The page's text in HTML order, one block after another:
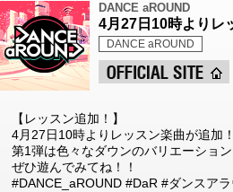
DANCE aROUND
4月27日10時よりレ
DANCE aROUND
【レッスン追加！】
4月27日10時よりレッスン楽曲が追加！
第1弾は色々なダウンのバリエーション
ぜひ遊んでみてね！！
#DANCE_aROUND #DaR #ダンスア